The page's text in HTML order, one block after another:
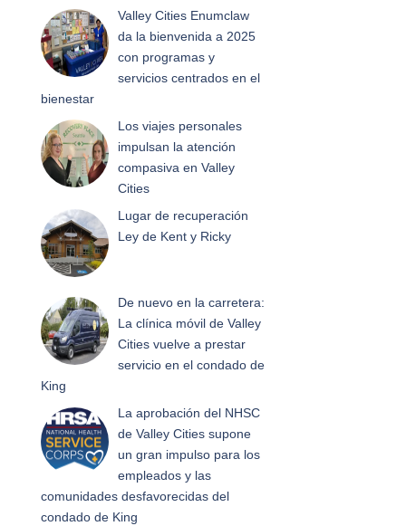
Valley Cities Enumclaw
da la bienvenida a 2025
con programas y
servicios centrados en el
bienestar
Los viajes personales
impulsan la atención
compasiva en Valley
Cities
Lugar de recuperación
Ley de Kent y Ricky
De nuevo en la carretera:
La clínica móvil de Valley
Cities vuelve a prestar
servicio en el condado de
King
La aprobación del NHSC
de Valley Cities supone
un gran impulso para los
empleados y las
comunidades desfavorecidas del
condado de King